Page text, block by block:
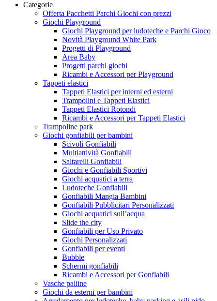
Categorie
Offerta Pacchetti Parchi Giochi con prezzi
Giochi Playground
Giochi Playground per ludoteche e Parchi Gioco
Novità Playground White Park
Progetti di Playground
Area Baby
Progetti parchi giochi
Ricambi e Accessori per Playground
Tappeti elastici
Tappeti Elastici per interni ed esterni
Trampolini e Tappeti Elastici
Tappeti Elastici Rotondi
Ricambi e Accessori per Tappeti Elastici
Trampoline park
Giochi gonfiabili per bambini
Scivoli Gonfiabili
Multiattività Gonfiabili
Saltarelli Gonfiabili
Giochi e Gonfiabili Sportivi
Giochi acquatici a terra
Ludoteche Gonfiabili
Gonfiabili Mangia Bambini
Gonfiabili Pubblicitari Personalizzati
Giochi acquatici sull’acqua
Slide the city
Gonfiabili per Uso Privato
Giochi Personalizzati
Gonfiabili per eventi
Bubble
Schermi gonfiabili
Ricambi e Accessori per Gonfiabili
Vasche palline
Giochi da esterni per bambini